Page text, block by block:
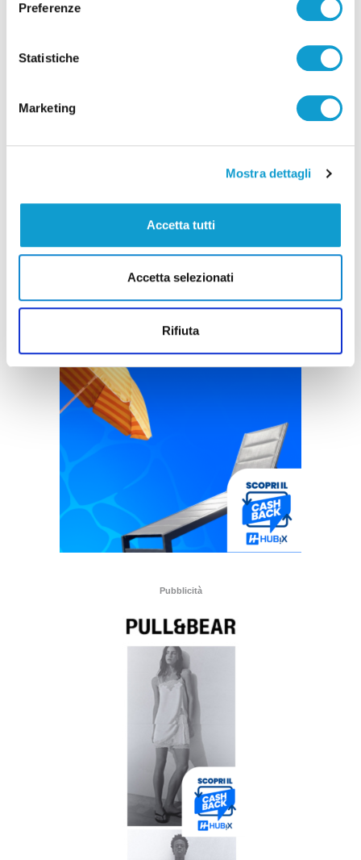
Preferenze
Statistiche
Marketing
Mostra dettagli
Accetta tutti
Accetta selezionati
Rifiuta
Pubblicità